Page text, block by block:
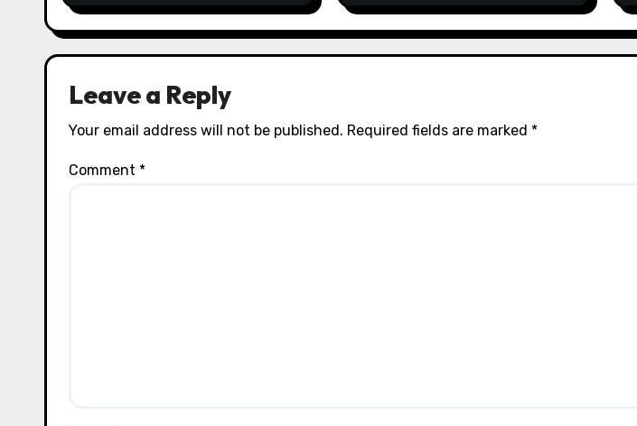
Leave a Reply
Your email address will not be published. Required fields are marked *
Comment *